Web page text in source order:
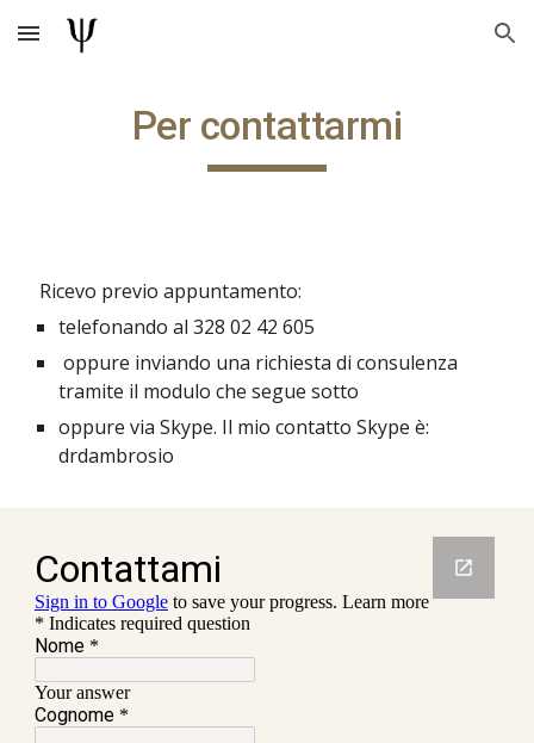
Skip to main content Skip to navigation
Per contattarmi
Ricevo previo appuntamento:
telefonando al 328 02 42 605
oppure inviando una richiesta di consulenza
tramite il modulo che segue sotto
oppure via Skype. Il mio contatto Skype è:
drdambrosio